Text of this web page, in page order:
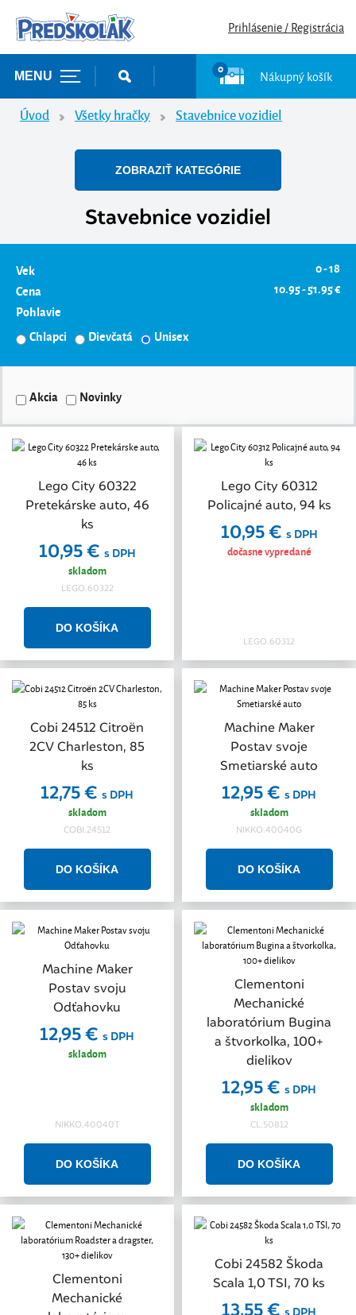
Prihlásenie / Registrácia
MENU
0 Nákupný košík
Úvod Všetky hračky Stavebnice vozidiel
ZOBRAZIŤ KATEGÓRIE
Stavebnice vozidiel
Vek
0 - 18
Cena
10.95 - 51.95 €
Pohlavie
Chlapci
Dievčatá Unisex
Akcia Novinky
Lego City 60322
Pretekárske auto, 46
ks
10,95 € s DPH
skladom
LEGO.60322
Lego City 60312
Policajné auto, 94 ks
10,95 € s DPH
dočasne vypredané
LEGO.60312
Cobi 24512 Citroën
2CV Charleston, 85
ks
12,75 € s DPH
skladom
COBI.24512
Machine Maker
Postav svoje
Smetiarské auto
12,95 € s DPH
skladom
NIKKO.40040G
Machine Maker
Postav svoju
Odťahovku
12,95 € s DPH
skladom
NIKKO.40040T
Clementoni
Mechanické
laboratórium Bugina
a štvorkolka, 100+
dielikov
12,95 € s DPH
skladom
CL.50812
Clementoni
Mechanické
Cobi 24582 Škoda
Scala 1,0 TSI, 70 ks
13,55 € s DPH